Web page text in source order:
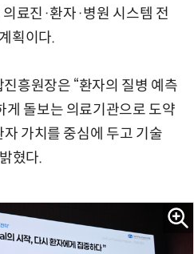
료진·환자·병원 시스템 전
획이다.
흥원장은 “환자의 질병 예측
게 돌보는 의료기관으로 도약
가치를 중심에 두고 기술
혔다.